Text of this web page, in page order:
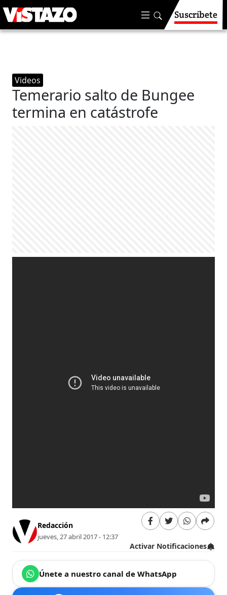
Suscríbete
Videos
Temerario salto de Bungee
termina en catástrofe
Redacción
jueves, 27 abril 2017 - 12:37
Activar Notificaciones
Únete a nuestro canal de WhatsApp